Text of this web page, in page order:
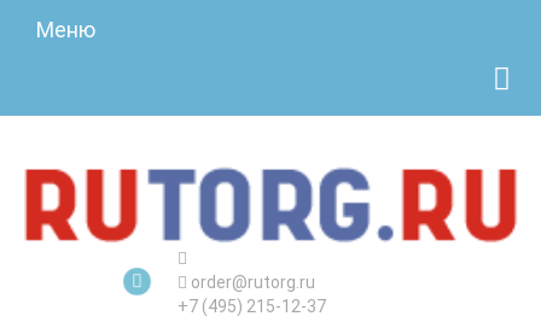
Меню
order@rutorg.ru
+7 (495) 215-12-37